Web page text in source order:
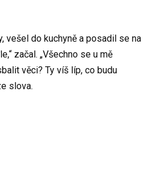
vešel do kuchyně a posadil se na
začal. „Všechno se u mě
věci? Ty víš líp, co budu
slova.